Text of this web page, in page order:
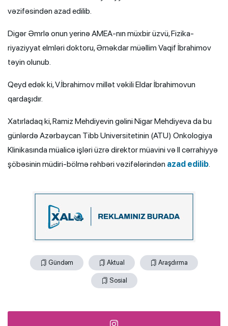
vəzifəsindən azad edilib.
Digər Əmrlə onun yerinə AMEA-nın müxbir üzvü, Fizika-
riyaziyyat elmləri doktoru, Əməkdar müəllim Vaqif İbrahimov
təyin olunub.
Qeyd edək ki, V.İbrahimov millət vəkili Eldar İbrahimovun
qardaşıdır.
Xatırladaq ki, Ramiz Mehdiyevin gəlini Nigar Mehdiyeva da bu
günlərdə Azərbaycan Tibb Universitetinin (ATU) Onkologiya
Klinikasında müalicə işləri üzrə direktor müavini və II cərrahiyyə
şöbəsinin müdiri-bölmə rəhbəri vəzifələrindən azad edilib.
Gündəm Aktual Araşdırma
Sosial